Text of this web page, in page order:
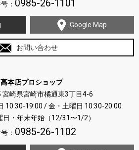
： 0985-26-1101
Google Map
お問い合わせ
髙本店プロショップ
宮崎県宮崎市橘通東3丁目4-6
10:30-19:00 / 金・土曜日 10:30-20:00
日・年末年始（12/31〜1/2）
： 0985-26-1102